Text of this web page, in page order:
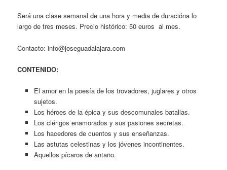
Será una clase semanal de una hora y media de duracióna lo
largo de tres meses. Precio histórico: 50 euros al mes.
Contacto: info@joseguadalajara.com
CONTENIDO:
El amor en la poesía de los trovadores, juglares y otros
sujetos.
Los héroes de la épica y sus descomunales batallas.
Los clérigos enamorados y sus pasiones secretas.
Los hacedores de cuentos y sus enseñanzas.
Las astutas celestinas y los jóvenes incontinentes.
Aquellos pícaros de antaño.